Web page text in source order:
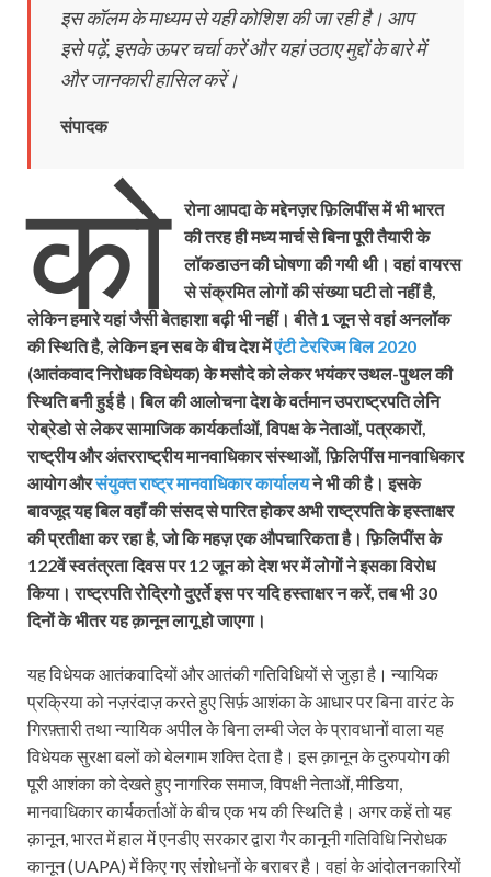
इस कॉलम के माध्यम से यही कोशिश की जा रही है। आप
इसे पढ़ें, इसके ऊपर चर्चा करें और यहां उठाए मुद्दों के बारे में
और जानकारी हासिल करें।
संपादक
को
रोना आपदा के मद्देनज़र फ़िलिपींस में भी भारत
की तरह ही मध्य मार्च से बिना पूरी तैयारी के
लॉकडाउन की घोषणा की गयी थी। वहां वायरस
से संक्रमित लोगों की संख्या घटी तो नहीं है,
लेकिन हमारे यहां जैसी बेतहाशा बढ़ी भी नहीं। बीते 1 जून से वहां अनलॉक
की स्थिति है, लेकिन इन सब के बीच देश मेंएंटी टेररिज्म बिल 2020
(आतंकवाद निरोधक विधेयक) के मसौदे को लेकर भयंकर उथल-पुथल की
स्थिति बनी हुई है। बिल की आलोचना देश के वर्तमान उपराष्ट्रपति लेनि
रोब्रेडो से लेकर सामाजिक कार्यकर्ताओं, विपक्ष के नेताओं, पत्रकारों,
राष्ट्रीय और अंतरराष्ट्रीय मानवाधिकार संस्थाओं, फ़िलिपींस मानवाधिकार
आयोग औरसंयुक्त राष्ट्र मानवाधिकार कार्यालयने भी की है। इसके
बावजूद यह बिल वहाँ की संसद से पारित होकर अभी राष्ट्रपति के हस्ताक्षर
की प्रतीक्षा कर रहा है, जो कि महज़ एक औपचारिकता है। फ़िलिपींस के
122वें स्वतंत्रता दिवस पर 12 जून को देश भर में लोगों ने इसका विरोध
किया। राष्ट्रपति रोद्रिगो दुएर्ते इस पर यदि हस्ताक्षर न करें, तब भी 30
दिनों के भीतर यह क़ानून लागू हो जाएगा।
यह विधेयक आतंकवादियों और आतंकी गतिविधियों से जुड़ा है। न्यायिक
प्रक्रिया को नज़रंदाज़ करते हुए सिर्फ़ आशंका के आधार पर बिना वारंट के
गिरफ़्तारी तथा न्यायिक अपील के बिना लम्बी जेल के प्रावधानों वाला यह
विधेयक सुरक्षा बलों को बेलगाम शक्ति देता है। इस क़ानून के दुरुपयोग की
पूरी आशंका को देखते हुए नागरिक समाज, विपक्षी नेताओं, मीडिया,
मानवाधिकार कार्यकर्ताओं के बीच एक भय की स्थिति है। अगर कहें तो यह
क़ानून, भारत में हाल में एनडीए सरकार द्वारा गैर कानूनी गतिविधि निरोधक
कानून (UAPA) में किए गए संशोधनों के बराबर है। वहां के आंदोलनकारियों